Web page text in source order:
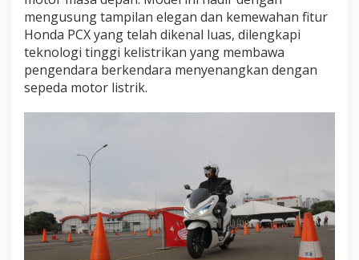
mengusung tampilan elegan dan kemewahan fitur
Honda PCX yang telah dikenal luas, dilengkapi
teknologi tinggi kelistrikan yang membawa
pengendara berkendara menyenangkan dengan
sepeda motor listrik.